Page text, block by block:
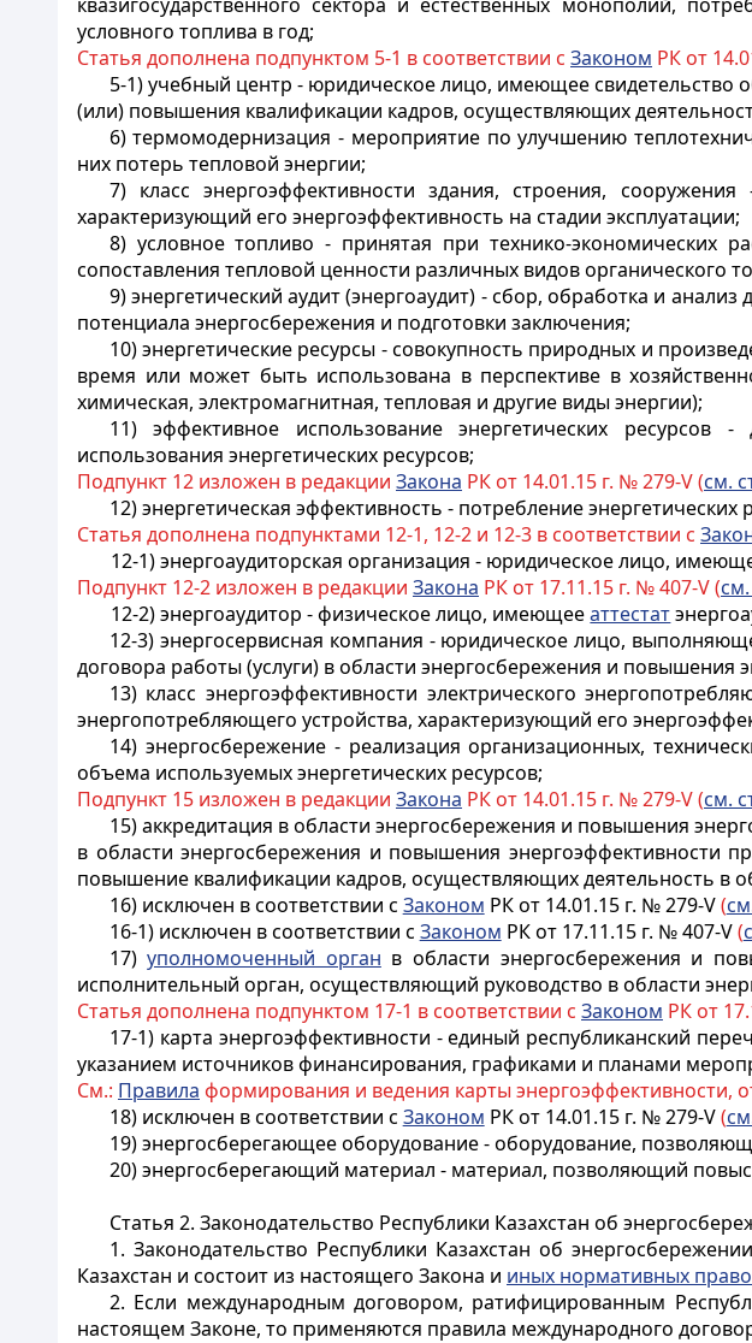
условного топлива в год;
Статья дополнена подпунктом 5-1 в соответствии с Законом РК от
5-1) учебный центр - юридическое лицо, имеющее свидетельство
(или) повышения квалификации кадров, осуществляющих
6) термомодернизация - мероприятие по улучшению
них потерь тепловой энергии;
7) класс энергоэффективности здания, строения,
характеризующий его энергоэффективность на стадии эксплуатации;
8) условное топливо - принятая при технико-экономических
сопоставления тепловой ценности различных видов органического
9) энергетический аудит (энергоаудит) - сбор, обработка и
потенциала энергосбережения и подготовки заключения;
10) энергетические ресурсы - совокупность природных и
время или может быть использована в перспективе в
химическая, электромагнитная, тепловая и другие виды энергии);
11) эффективное использование энергетических
использования энергетических ресурсов;
Подпункт 12 изложен в редакции Закона РК от 14.01.15 г. № 279-V (см.
12) энергетическая эффективность - потребление
Статья дополнена подпунктами 12-1, 12-2 и 12-3 в соответствии с
12-1) энергоаудиторская организация - юридическое лицо,
Подпункт 12-2 изложен в редакции Закона РК от 17.11.15 г. № 407-V (
12-2) энергоаудитор - физическое лицо, имеющееаттестат
12-3) энергосервисная компания - юридическое лицо,
договора работы (услуги) в области энергосбережения и
13) класс энергоэффективности электрического
энергопотребляющего устройства, характеризующий его
14) энергосбережение - реализация организационных,
объема используемых энергетических ресурсов;
Подпункт 15 изложен в редакции Закона РК от 14.01.15 г. № 279-V (см.
15) аккредитация в области энергосбережения и повышения
в области энергосбережения и повышения энергоэффективности
повышение квалификации кадров, осуществляющих деятельность в
16) исключен в соответствии с Законом РК от 14.01.15 г. № 279-V(
16-1) исключен в соответствии с Законом РК от 17.11.15 г. № 407-V(
17)уполномоченный орган в области энергосбережения и
исполнительный орган, осуществляющий руководство в области
Статья дополнена подпунктом 17-1 в соответствии с Законом РК от
17-1) карта энергоэффективности - единый республиканский
указанием источников финансирования, графиками и планами
См.: Правила формирования и ведения карты энергоэффективности,
18) исключен в соответствии с Законом РК от 14.01.15 г. № 279-V(
19) энергосберегающее оборудование - оборудование,
20) энергосберегающий материал - материал, позволяющий
Статья 2. Законодательство Республики Казахстан об
1. Законодательство Республики Казахстан об
Казахстан и состоит из настоящего Закона и иных нормативных
2. Если международным договором, ратифицированным
настоящем Законе, то применяются правила международного